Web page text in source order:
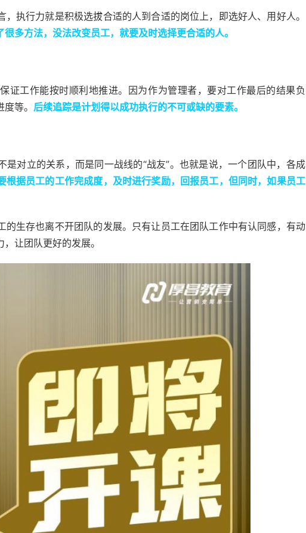
执行力就是积极选拔合适的人到合适的岗位上，即选好人、用好人。
很多方法，没法改变员工，就要及时选择更合适的人。
证工作能按时顺利地推进。因为作为管理者，要对工作最后的结果负
等。 后续追踪是计划得以成功执行的不可或缺的要素。
是对立的关系，而是同一战线的“战友”。也就是说，一个团队中，各成
根据员工的工作完成度，及时进行奖励，回报员工，但同时，如果员工
的生存也离不开团队的发展。只有让员工在团队工作中有认同感，有动
让团队更好的发展。